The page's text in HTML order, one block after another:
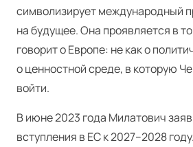
символизирует международный
на будущее. Она проявляется в
говорит о Европе: не как о
о ценностной среде, в которую
войти.
В июне 2023 года Милатович
вступления в ЕС к 2027–2028